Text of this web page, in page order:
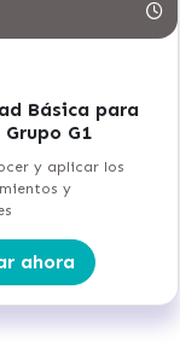
Básica para
G1
y aplicar los
y
ahora